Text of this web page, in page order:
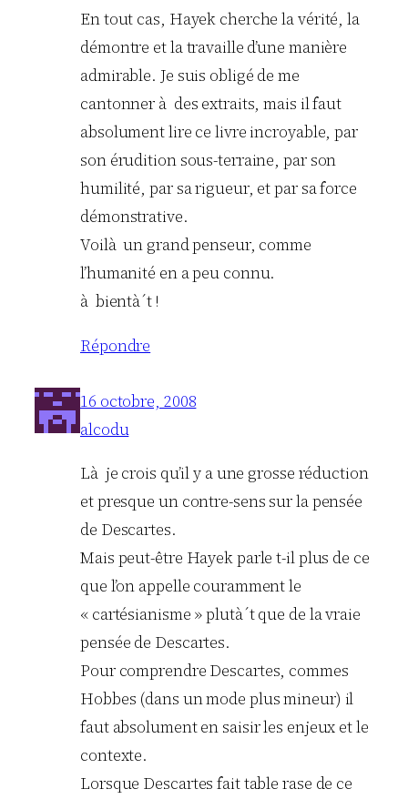
En tout cas, Hayek cherche la vérité, la
démontre et la travaille d’une manière
admirable. Je suis obligé de me
cantonner à des extraits, mais il faut
absolument lire ce livre incroyable, par
son érudition sous-terraine, par son
humilité, par sa rigueur, et par sa force
démonstrative.
Voilà un grand penseur, comme
l’humanité en a peu connu.
à bientà´t !
Répondre
16 octobre, 2008
alcodu
Là je crois qu’il y a une grosse réduction
et presque un contre-sens sur la pensée
de Descartes.
Mais peut-être Hayek parle t-il plus de ce
que l’on appelle couramment le
« cartésianisme » plutà´t que de la vraie
pensée de Descartes.
Pour comprendre Descartes, commes
Hobbes (dans un mode plus mineur) il
faut absolument en saisir les enjeux et le
contexte.
Lorsque Descartes fait table rase de ce